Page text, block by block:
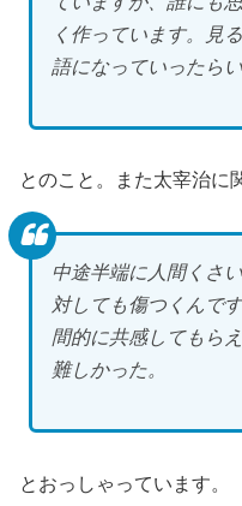
く作っています。見
語になっていったら
とのこと。また太宰治に
中途半端に人間くさ
対しても傷つくんで
間的に共感してもら
難しかった。
とおっしゃっています。